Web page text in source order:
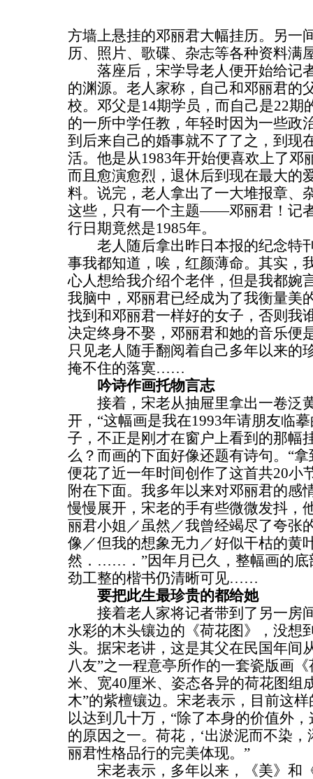
方墙上悬挂的邓丽君大幅挂历。另一
历、照片、歌碟、杂志等各种资料
落座后，宋学导老人便开始给记
的渊源。老人家称，自己和邓丽君的
校。邓父是14期学员，而自己是22期
的一所中学任教，年轻时因为一些政
到后来自己的婚事就不了了之，到现
活。他是从1983年开始便喜欢上了邓
而且愈演愈烈，退休后到现在最大的
料。说完，老人拿出了一大堆报章、
这些，只有一个主题——邓丽君！记
行日期竟然是1985年。
老人随后拿出昨日本报的纪念特
事我都知道，唉，红颜薄命。其实，
心人想给我介绍个老伴，但是我都婉
我脑中，邓丽君已经成为了我衡量美
找到和邓丽君一样好的女子，否则
决定终身不娶，邓丽君和她的音乐便
只见老人随手翻阅着自己多年以来的
掩不住的落寞……
吟诗作画托物言志
接着，宋老从抽屉里拿出一卷泛
开，“这幅画是我在1993年请朋友临
子，不正是刚才在窗户上看到的那幅
么？而画的下面好像还题有诗句。“
便花了近一年时间创作了这首共20
附在下面。我多年以来对邓丽君的感
慢慢展开，宋老的手有些微微发抖，
丽君小姐／虽然／我曾经竭尽了夸张
像／但我的想象无力／好似干枯的黄
然．……．”因年月已久，整幅画的底
劲工整的楷书仍清晰可见……
要把此生最珍贵的都给她
接着老人家将记者带到了另一房
水彩的木头镶边的《荷花图》，没想
头。据宋老讲，这是其父在民国年间
八友”之一程意亭所作的一套瓷版画
米、宽40厘米、姿态各异的荷花图组
木”的紫檀镶边。宋老表示，目前这
以达到几十万，“除了本身的价值外
的原因之一。荷花，‘出淤泥而不染
丽君性格品行的完美体现。”
宋老表示，多年以来，《美》和